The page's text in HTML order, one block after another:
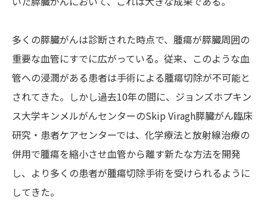
多くの膵臓がんは診断された時点で、腫瘍が膵臓周囲の
重要な血管にすでに広がっている。従来、このような血
管への浸潤がある患者は手術による腫瘍切除が不可能と
されてきた。しかし過去10年の間に、ジョンズホプキン
ス大学キンメルがんセンターのSkip Viragh膵臓がん臨床
研究・患者ケアセンターでは、化学療法と放射線治療の
併用で腫瘍を縮小させ血管から離す新たな方法を開発
し、より多くの患者が腫瘍切除手術を受けられるように
してきた。